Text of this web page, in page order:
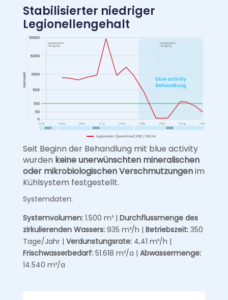
Stabilisierter niedriger
Legionellengehalt
Seit Beginn der Behandlung mit blue activity
wurden keine unerwünschten mineralischen
oder mikrobiologischen Verschmutzungenim
Kühlsystem festgestellt.
Systemdaten:
Systemvolumen:1.500 m³ | Durchflussmenge des
zirkulierenden Wassers:935 m³/h | Betriebszeit:350
Tage/Jahr | Verdunstungsrate:4,41 m³/h |
Frischwasserbedarf:51.618 m³/a | Abwassermenge:
14.540 m³/a